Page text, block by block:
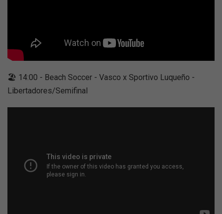
🏖 14:00 - Beach Soccer - Vasco x Sportivo Luqueño -
Libertadores/Semifinal